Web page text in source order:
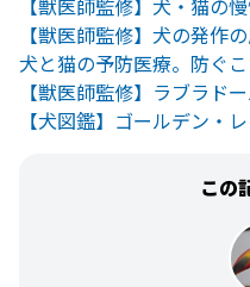
犬と猫の予防医療。防ぐ
この